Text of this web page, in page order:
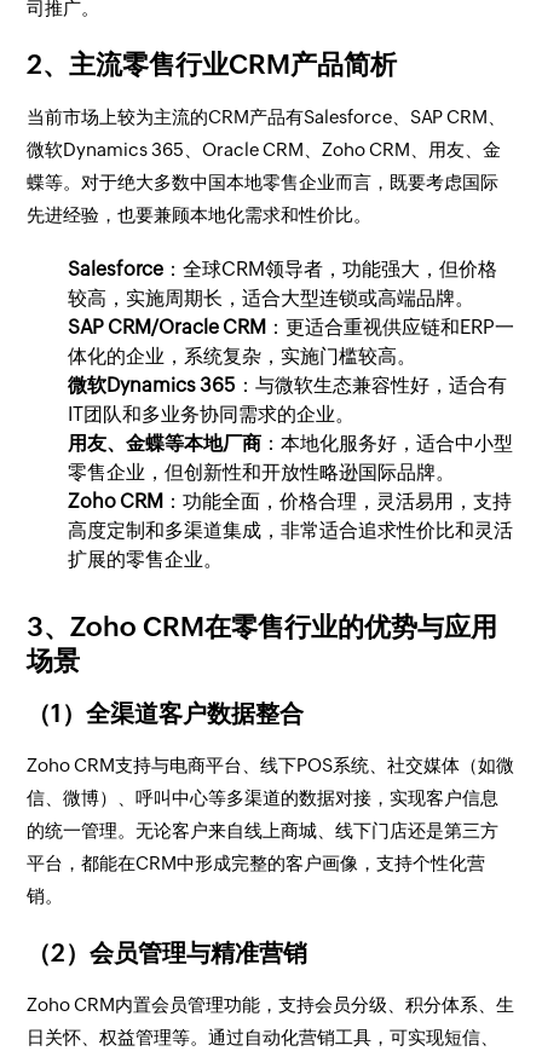
司推广。
2、主流零售行业CRM产品简析
当前市场上较为主流的CRM产品有Salesforce、SAP CRM、
微软Dynamics 365、Oracle CRM、Zoho CRM、用友、金
蝶等。对于绝大多数中国本地零售企业而言，既要考虑国际
先进经验，也要兼顾本地化需求和性价比。
Salesforce ：全球CRM领导者，功能强大，但价格
较高，实施周期长，适合大型连锁或高端品牌。
SAP CRM/Oracle CRM ：更适合重视供应链和ERP一
体化的企业，系统复杂，实施门槛较高。
微软Dynamics 365 ：与微软生态兼容性好，适合有
IT团队和多业务协同需求的企业。
用友、金蝶等本地厂商 ：本地化服务好，适合中小型
零售企业，但创新性和开放性略逊国际品牌。
Zoho CRM ：功能全面，价格合理，灵活易用，支持
高度定制和多渠道集成，非常适合追求性价比和灵活
扩展的零售企业。
3、Zoho CRM在零售行业的优势与应用
场景
（1）全渠道客户数据整合
Zoho CRM支持与电商平台、线下POS系统、社交媒体（如微
信、微博）、呼叫中心等多渠道的数据对接，实现客户信息
的统一管理。无论客户来自线上商城、线下门店还是第三方
平台，都能在CRM中形成完整的客户画像，支持个性化营
销。
（2）会员管理与精准营销
Zoho CRM内置会员管理功能，支持会员分级、积分体系、生
日关怀、权益管理等。通过自动化营销工具，可实现短信、